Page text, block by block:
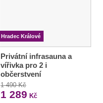
Hradec Králové
Privátní infrasauna a
vířivka pro 2 i
občerstvení
1 490 Kč
1 289 Kč